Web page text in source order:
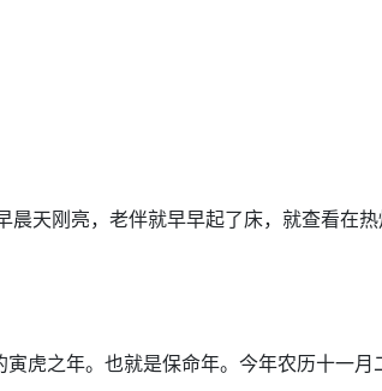
天刚亮，老伴就早早起了床，就查看在
虎之年。也就是保命年。今年农历十一